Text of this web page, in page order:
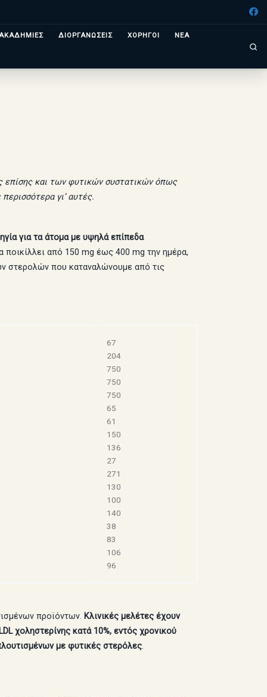
ΔΙΟΡΓΑΝΩΣΕΙΣ ΧΟΡΗΓΟΙ ΝΕΑ
επίσης και των φυτικών συστατικών όπως
γι’ αυτές.
για τα άτομα με υψηλά επίπεδα
από 150 mg έως 400 mg την ημέρα,
στερολών που καταναλώνουμε από τις
67
204
750
750
750
65
61
150
136
27
271
130
100
140
38
83
106
96
προϊόντων. Κλινικές μελέτες έχουν
χοληστερίνης κατά 10%, εντός χρονικού
με φυτικές στερόλες.